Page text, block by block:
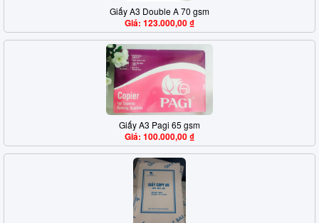
Giấy A3 Double A 70 gsm
Giá: 123.000,00 ₫
Giấy A3 Pagi 65 gsm
Giá: 100.000,00 ₫